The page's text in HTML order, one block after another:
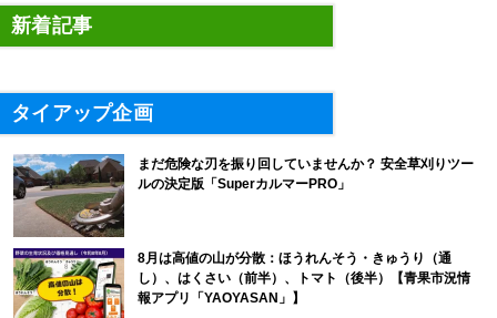
新着記事
タイアップ企画
まだ危険な刃を振り回していませんか？ 安全草刈りツー
ルの決定版「SuperカルマーPRO」
8月は高値の山が分散：ほうれんそう・きゅうり（通
し）、はくさい（前半）、トマト（後半）【青果市況情
報アプリ「YAOYASAN」】